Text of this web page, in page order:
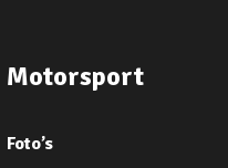
Motorsport
Foto’s